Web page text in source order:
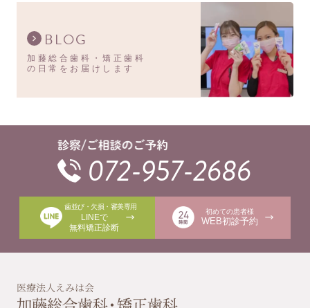
BLOG
加藤総合歯科・矯正歯科
の日常をお届けします
072-957-2686
歯並び・欠損・審美専用
LINEで
無料矯正診断
初めての患者様
WEB初診予約